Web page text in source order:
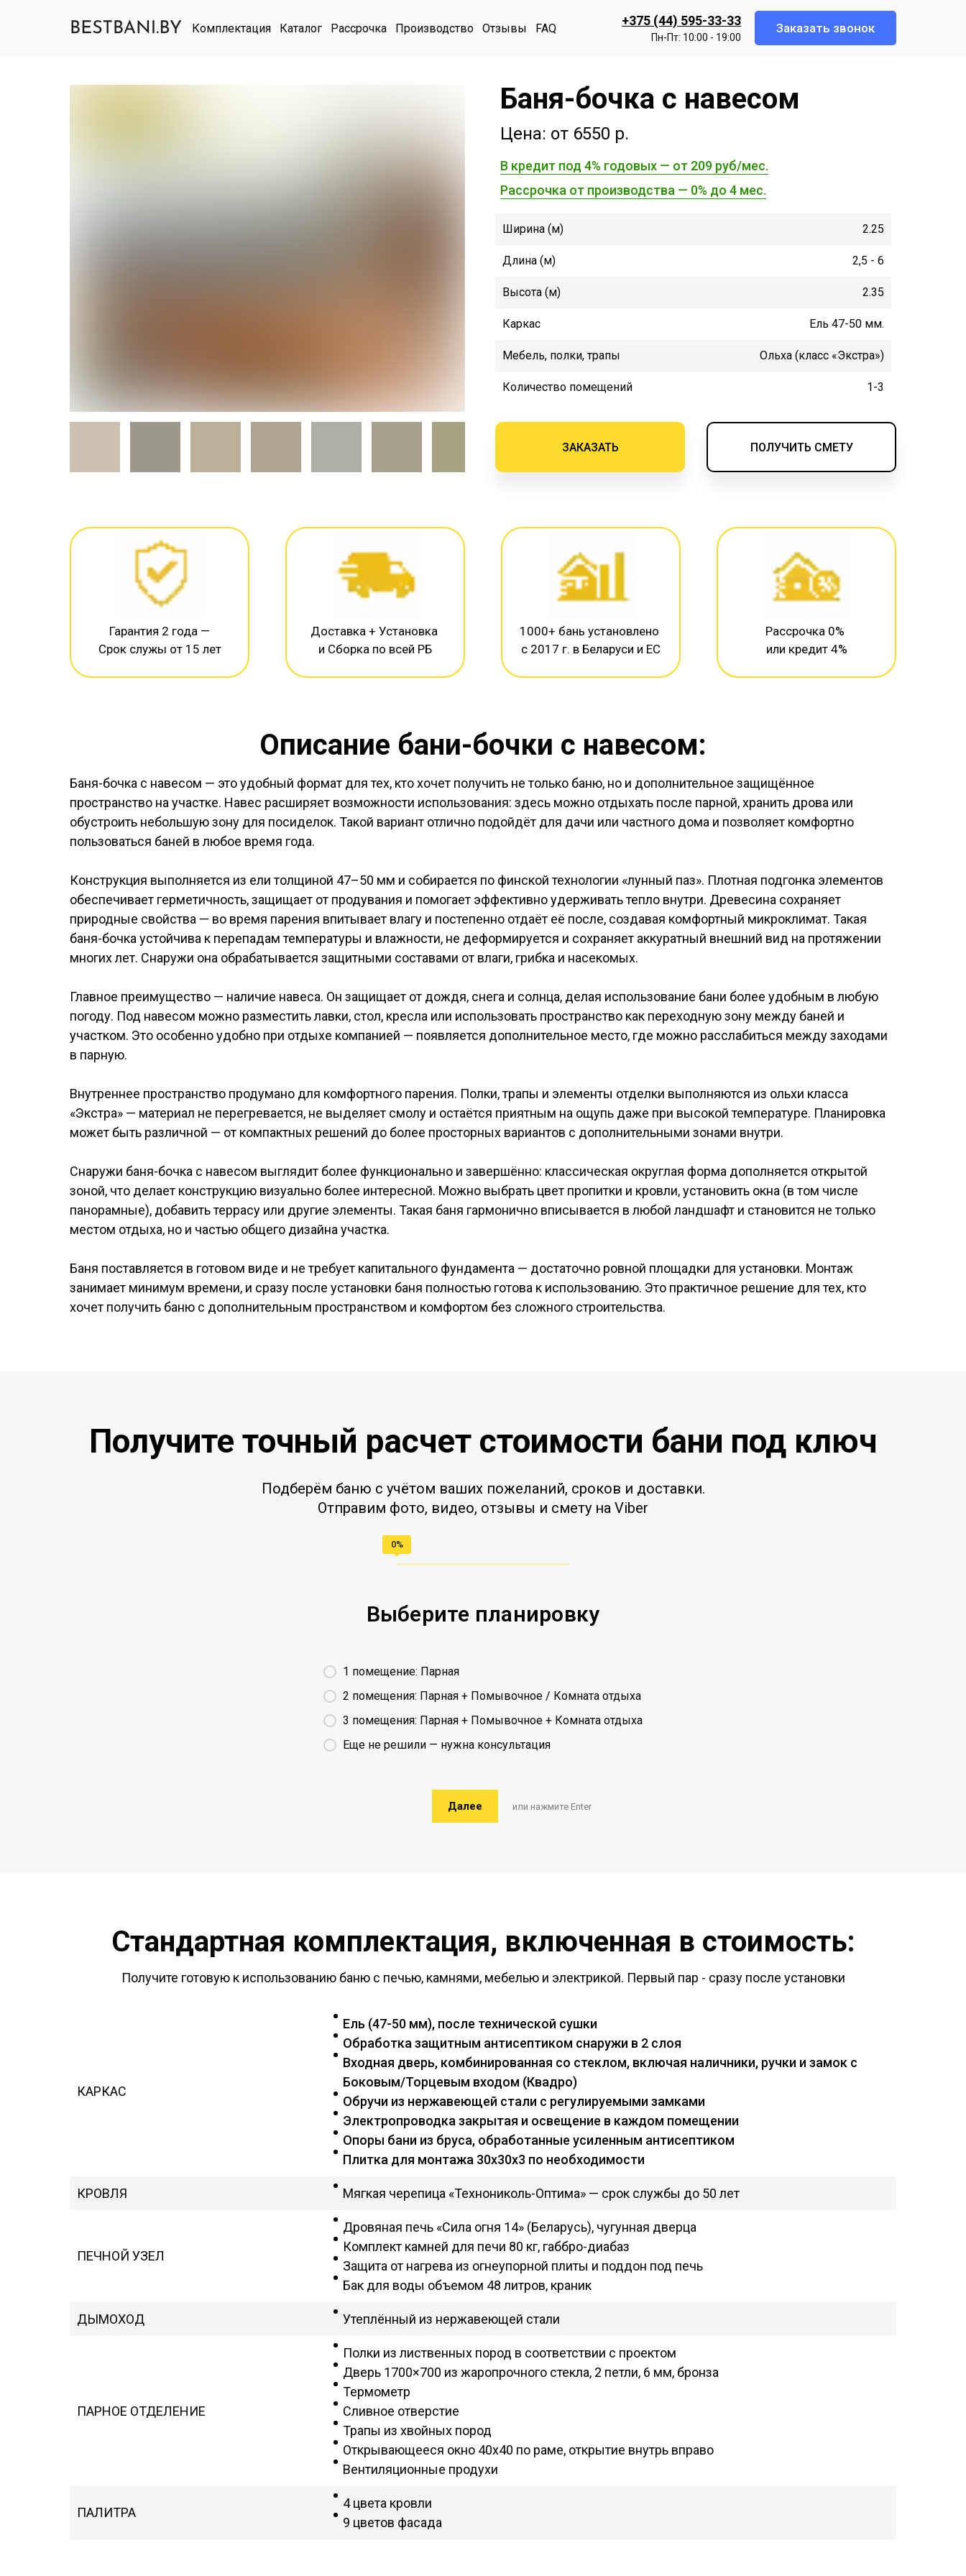
Комплектация Каталог Рассрочка Производство Отзывы FAQ +375 (44) 595-33-33
Пн-Пт: 10:00 - 19:00
Заказать звонок
Баня-бочка с навесом
Рассрочка от производства — 0% до 4 мес.
В кредит под 4% годовых — от 209 руб/мес.
Ширина (м) 2.25
Длина (м) 2,5 - 6
Высота (м) 2.35
Каркас Ель 47-50 мм.
Мебель, полки, трапы Ольха (класс «Экстра»)
Количество помещений 1-3
Цена: от 6550 р.
ПОЛУЧИТЬ СМЕТУ
ЗАКАЗАТЬ
Гарантия 2 года —
Срок служы от 15 лет
Доставка + Установка
и Сборка по всей РБ
1000+ бань установлено
с 2017 г. в Беларуси и ЕС
Рассрочка 0%
или кредит 4%
Описание бани-бочки с навесом:
Баня-бочка с навесом — это удобный формат для тех, кто хочет получить не только баню, но и дополнительное защищённое
пространство на участке. Навес расширяет возможности использования: здесь можно отдыхать после парной, хранить дрова или
обустроить небольшую зону для посиделок. Такой вариант отлично подойдёт для дачи или частного дома и позволяет комфортно
пользоваться баней в любое время года.
Конструкция выполняется из ели толщиной 47–50 мм и собирается по финской технологии «лунный паз». Плотная подгонка элементов
обеспечивает герметичность, защищает от продувания и помогает эффективно удерживать тепло внутри. Древесина сохраняет
природные свойства — во время парения впитывает влагу и постепенно отдаёт её после, создавая комфортный микроклимат. Такая
баня-бочка устойчива к перепадам температуры и влажности, не деформируется и сохраняет аккуратный внешний вид на протяжении
многих лет. Снаружи она обрабатывается защитными составами от влаги, грибка и насекомых.
Главное преимущество — наличие навеса. Он защищает от дождя, снега и солнца, делая использование бани более удобным в любую
погоду. Под навесом можно разместить лавки, стол, кресла или использовать пространство как переходную зону между баней и
участком. Это особенно удобно при отдыхе компанией — появляется дополнительное место, где можно расслабиться между заходами
в парную.
Внутреннее пространство продумано для комфортного парения. Полки, трапы и элементы отделки выполняются из ольхи класса
«Экстра» — материал не перегревается, не выделяет смолу и остаётся приятным на ощупь даже при высокой температуре. Планировка
может быть различной — от компактных решений до более просторных вариантов с дополнительными зонами внутри.
Снаружи баня-бочка с навесом выглядит более функционально и завершённо: классическая округлая форма дополняется открытой
зоной, что делает конструкцию визуально более интересной. Можно выбрать цвет пропитки и кровли, установить окна (в том числе
панорамные), добавить террасу или другие элементы. Такая баня гармонично вписывается в любой ландшафт и становится не только
местом отдыха, но и частью общего дизайна участка.
Баня поставляется в готовом виде и не требует капитального фундамента — достаточно ровной площадки для установки. Монтаж
занимает минимум времени, и сразу после установки баня полностью готова к использованию. Это практичное решение для тех, кто
хочет получить баню с дополнительным пространством и комфортом без сложного строительства.
Подберём баню с учётом ваших пожеланий, сроков и доставки.
Отправим фото, видео, отзывы и смету на Viber
Получите точный расчет стоимости бани под ключ
Выберите планировку
1 помещение: Парная
2 помещения: Парная + Помывочное / Комната отдыха
3 помещения: Парная + Помывочное + Комната отдыха
Еще не решили — нужна консультация
Далее или нажмите Enter
Получите готовую к использованию баню с печью, камнями, мебелью и электрикой. Первый пар - сразу после установки
Стандартная комплектация, включенная в стоимость:
КАРКАС
Ель (47-50 мм), после технической сушки
Обработка защитным антисептиком снаружи в 2 слоя
Входная дверь, комбинированная со стеклом, включая наличники, ручки и замок с
Боковым/Торцевым входом (Квадро)
Обручи из нержавеющей стали с регулируемыми замками
Электропроводка закрытая и освещение в каждом помещении
Опоры бани из бруса, обработанные усиленным антисептиком
Плитка для монтажа 30х30х3 по необходимости
КРОВЛЯ Мягкая черепица «Технониколь-Оптима» — срок службы до 50 лет
ПЕЧНОЙ УЗЕЛ
Дровяная печь «Сила огня 14» (Беларусь), чугунная дверца
Комплект камней для печи 80 кг, габбро-диабаз
Защита от нагрева из огнеупорной плиты и поддон под печь
Бак для воды объемом 48 литров, краник
ДЫМОХОД Утеплённый из нержавеющей стали
ПАРНОЕ ОТДЕЛЕНИЕ
Полки из лиственных пород в соответствии с проектом
Дверь 1700×700 из жаропрочного стекла, 2 петли, 6 мм, бронза
Термометр
Сливное отверстие
Трапы из хвойных пород
Открывающееся окно 40х40 по раме, открытие внутрь вправо
Вентиляционные продухи
ПАЛИТРА
4 цвета кровли
9 цветов фасада